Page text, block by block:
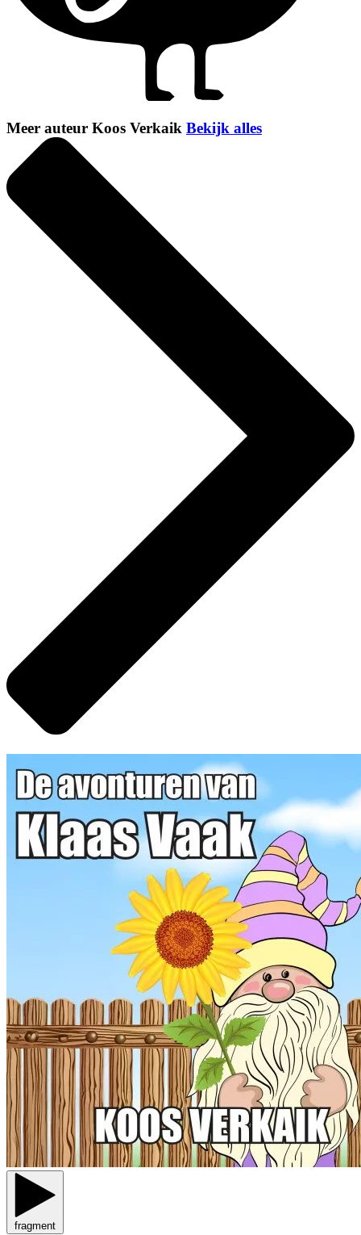
Meer auteur Koos Verkaik Bekijk alles
fragment